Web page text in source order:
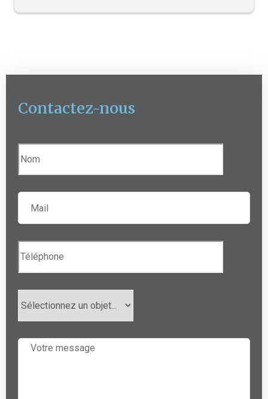
Contactez-nous